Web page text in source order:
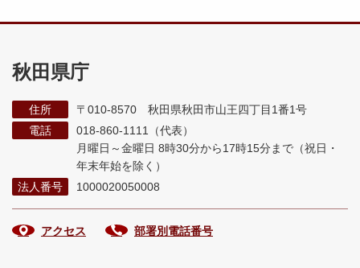
秋田県庁
住所
〒010-8570 秋田県秋田市山王四丁目1番1号
電話
018-860-1111（代表）
月曜日～金曜日 8時30分から17時15分まで （祝日・
年末年始を除く）
法人番号
1000020050008
アクセス 部署別電話番号